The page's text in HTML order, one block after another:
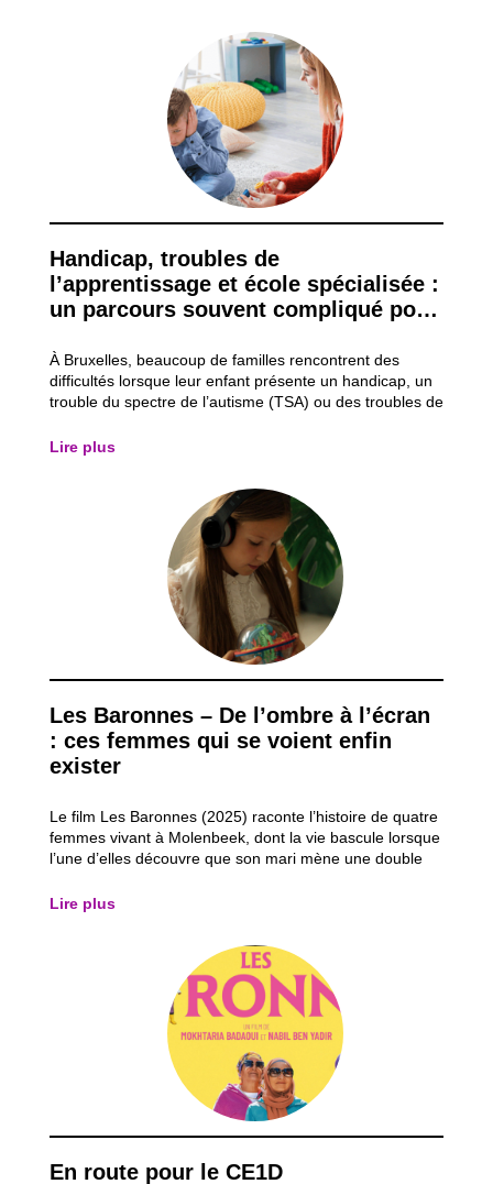
Handicap, troubles de
l’apprentissage et école spécialisée :
un parcours souvent compliqué pour
À Bruxelles, beaucoup de familles rencontrent des
difficultés lorsque leur enfant présente un handicap, un
trouble du spectre de l’autisme (TSA) ou des troubles de
la dyspraxie (gestes). Même s’il existe des aides et des
Lire plus
Les Baronnes – De l’ombre à l’écran
: ces femmes qui se voient enfin
exister
Le film Les Baronnes (2025) raconte l’histoire de quatre
femmes vivant à Molenbeek, dont la vie bascule lorsque
l’une d’elles découvre que son mari mène une double
reprendre le contrôle de sa vie en réalisant un rêve
Lire plus
En route pour le CE1D